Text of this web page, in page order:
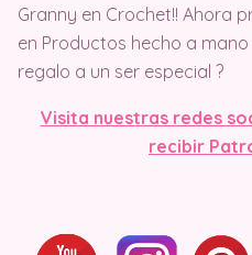
Granny en Crochet!! Ahora
en Productos hecho a
regalo a un ser especial ?
Visita nuestras redes
recibir